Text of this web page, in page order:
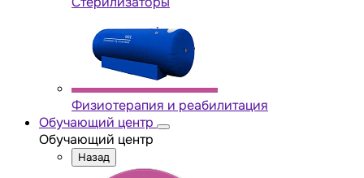
Физиотерапия и реабилитация
Обучающий центр
Обучающий центр
Назад